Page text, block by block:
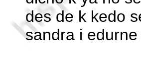
des de k kedo
sandra i